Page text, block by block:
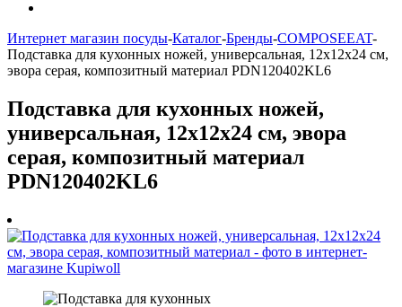
Интернет магазин посуды-Каталог-Бренды-COMPOSEEAT-
Подставка для кухонных ножей, универсальная, 12х12х24 см,
эвора серая, композитный материал PDN120402KL6
Подставка для кухонных ножей,
универсальная, 12х12х24 см, эвора
серая, композитный материал
PDN120402KL6